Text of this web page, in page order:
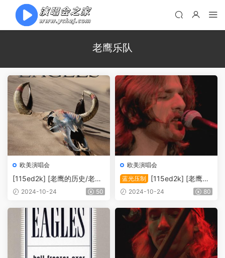
老鹰乐队
欧美演唱会
[115ed2k] [老鹰的历史/老鹰
乐队传奇历史][MKV/12.06G]
2024-10-24 50
欧美演唱会
蓝光压制
[115ed2k] [老鹰乐
队1977年加州旅馆巡演休斯
0p.DTS-HD.MA.5.1.Flac.x26
5.10bit][MKV/6.3G]
2024-10-24 80